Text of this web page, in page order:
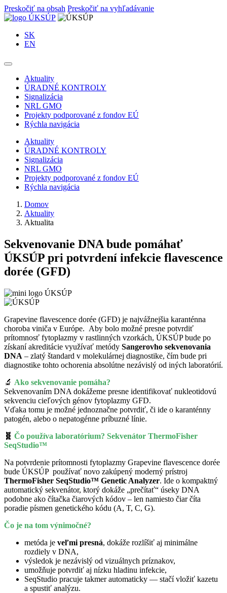
Preskočiť na obsah Preskočiť na vyhľadávanie
SK
EN
Aktuality
ÚRADNÉ KONTROLY
Signalizácia
NRL GMO
Projekty podporované z fondov EÚ
Rýchla navigácia
Aktuality
ÚRADNÉ KONTROLY
Signalizácia
NRL GMO
Projekty podporované z fondov EÚ
Rýchla navigácia
Domov
Aktuality
Aktualita
Sekvenovanie DNA bude pomáhať
ÚKSÚP pri potvrdení infekcie flavescence
dorée (GFD)
Grapevine flavescence dorée (GFD) je najvážnejšia karanténna
choroba viniča v Európe. Aby bolo možné presne potvrdiť
prítomnosť fytoplazmy v rastlinných vzorkách, ÚKSÚP bude po
získaní akreditácie využívať metódy Sangerovho sekvenovania
DNA – zlatý štandard v molekulárnej diagnostike, čím bude pri
diagnostike tohto ochorenia absolútne nezávislý od iných laboratórií.
🔬 Ako sekvenovanie pomáha?
Sekvenovaním DNA dokážeme presne identifikovať nukleotidovú
sekvenciu cieľových génov fytoplazmy GFD.
Vďaka tomu je možné jednoznačne potvrdiť, či ide o karanténny
patogén, alebo o nepatogénne príbuzné línie.
🧬 Čo používa laboratórium? Sekvenátor ThermoFisher
SeqStudio™
Na potvrdenie prítomnosti fytoplazmy Grapevine flavescence dorée
bude ÚKSÚP používať novo zakúpený moderný prístroj
ThermoFisher SeqStudio™ Genetic Analyzer. Ide o kompaktný
automatický sekvenátor, ktorý dokáže „prečítať“ úseky DNA
podobne ako čítačka čiarových kódov – len namiesto čiar číta
poradie písmen genetického kódu (A, T, C, G).
Čo je na tom výnimočné?
metóda je veľmi presná, dokáže rozlíšiť aj minimálne
rozdiely v DNA,
výsledok je nezávislý od vizuálnych príznakov,
umožňuje potvrdiť aj nízku hladinu infekcie,
SeqStudio pracuje takmer automaticky — stačí vložiť kazetu
a spustiť analýzu.